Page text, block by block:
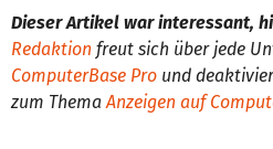
Dieser Artikel war interessant,
Redaktion freut sich über jede
ComputerBase Pro und
zum Thema Anzeigen auf